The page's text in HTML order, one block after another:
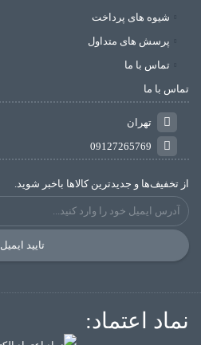
شیوه های پرداخت
پرسش های متداول
تماس با ما
تماس با ما
تهران
09127265769
از تخفیف‌ها و جدیدترین‌ کالاها باخبر شوید.
تایید ایمیل
نماد اعتماد: